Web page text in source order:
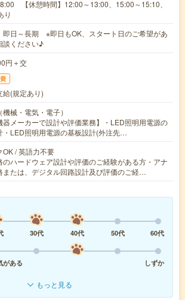
【休憩時間】12:00～13:00、15:00～15:10、
り
即日～長期 ※即日もOK、スタート日のご希望があ
談ください♪
円＋交
給(規定あり)
機械・電気・電子）
器メーカーで設計や評価業務】・LED照明用電源の
・LED照明用電源の基板設計(外注先…
OK / 英語力不要
のハードウェア設計や評価のご経験がある方・アナ
または、デジタル回路設計及び評価のご経…
30代 40代 50代
60代
がある
しずか
もっと見る